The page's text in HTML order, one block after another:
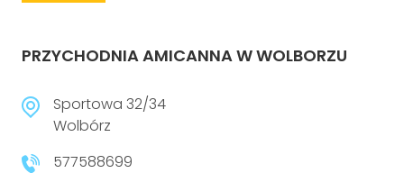
PRZYCHODNIA AMICANNA W WOLBORZU
Sportowa 32/34
Wolbórz
577588699